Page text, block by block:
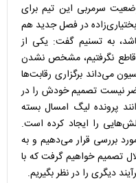
سرمربی این تیم برای
در فصل جدید هم
به تسنیم گفت: یکی از
نگرفتیم، مشخص نشدن
می‌داند برگزاری رقابت‌ها
نیست تصمیم خودش را در
پرونده لیگ امسال بسته
را ایجاد کرده است.
بررسی قرار می‌دهیم و به
تصمیم خواهیم گرفت که با
دیگری را در نظر بگیریم.